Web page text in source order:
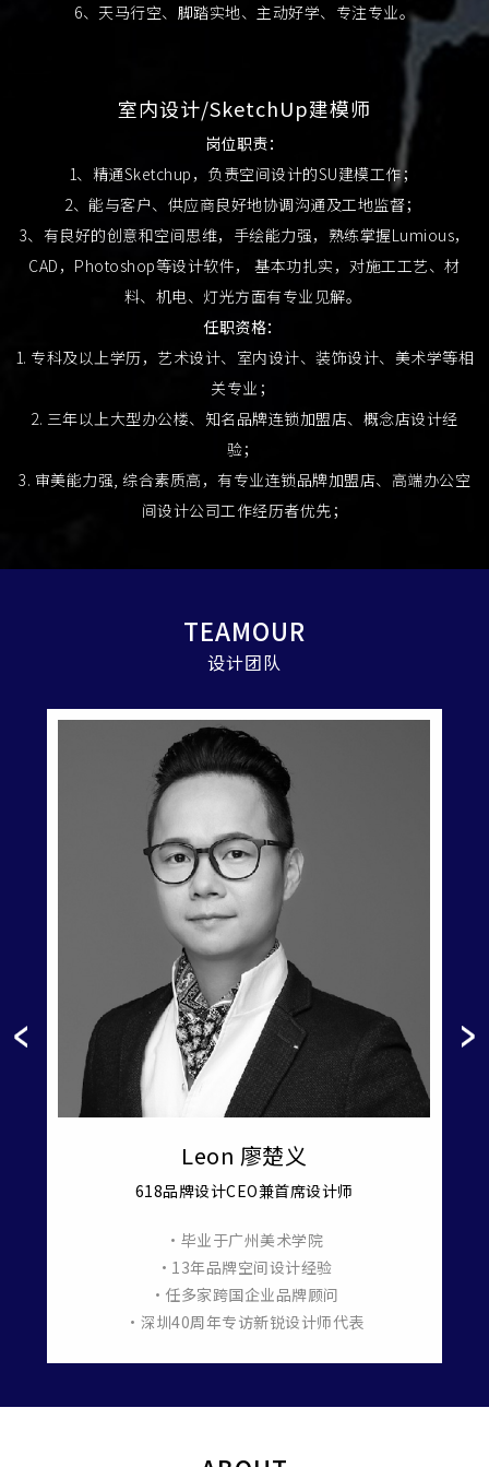
6、天马行空、脚踏实地、主动好学、专注专业。
室内设计/SketchUp建模师
岗位职责：
1、精通Sketchup，负责空间设计的SU建模工作；
2、能与客户、供应商良好地协调沟通及工地监督；
3、有良好的创意和空间思维，手绘能力强，熟练掌握Lumious，
CAD，Photoshop等设计软件， 基本功扎实，对施工工艺、材
料、机电、灯光方面有专业见解。
任职资格：
1. 专科及以上学历，艺术设计、室内设计、装饰设计、美术学等相
关专业；
2. 三年以上大型办公楼、知名品牌连锁加盟店、概念店设计经
验；
3. 审美能力强, 综合素质高，有专业连锁品牌加盟店、高端办公空
间设计公司工作经历者优先；
TEAMOUR
设计团队
Leon 廖楚义
618品牌设计CEO兼首席设计师
•毕业于广州美术学院
•13年品牌空间设计经验
•任多家跨国企业品牌顾问
•深圳40周年专访新锐设计师代表